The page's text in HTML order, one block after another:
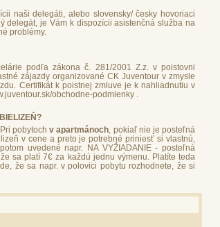
naši delegáti, alebo slovensky/ česky hovoriaci
delegát, je Vám k dispozícii asistenčná služba na
problémy.
podľa zákona č. 281/2001 Z.z. v poistovni
zájazdy organizované CK Juventour v zmysle
Certifikát k poistnej zmluve je k nahliadnutiu v
obchodne-podmienky
pobytochv apartmánoch , pokiaľ nie je posteľná
v cene a preto je potrebné priniesť si vlastnú,
uvedené napr. NA VYŽIADANIE - posteľná
sa platí 7€ za každú jednu výmenu. Platíte teda
že sa napr. v polovici pobytu rozhodnete, že si